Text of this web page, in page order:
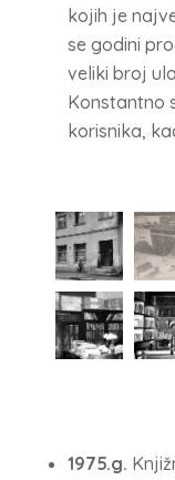
kojih je
se godini
veliki broj
Konstantno
korisnika,
1975.g.